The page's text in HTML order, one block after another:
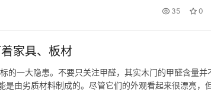
35 0
家具、板材
的一大隐患。不要只关注甲醛，其实木门的甲醛含量并
由劣质材料制成的。尽管它们的外观看起来很漂亮，